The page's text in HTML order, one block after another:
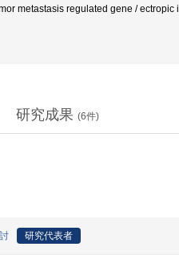
metastasis regulated gene /
研究成果 (6件)
研究代表者